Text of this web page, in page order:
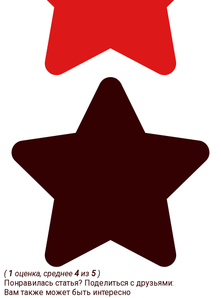
( 1 оценка, среднее 4 из 5)
Понравилась статья? Поделиться с друзьями:
Вам также может быть интересно